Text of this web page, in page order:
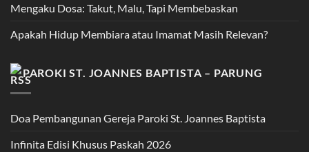
Mengaku Dosa: Takut, Malu, Tapi Membebaskan
Apakah Hidup Membiara atau Imamat Masih Relevan?
PAROKI ST. JOANNES BAPTISTA – PARUNG
Doa Pembangunan Gereja Paroki St. Joannes Baptista
Infinita Edisi Khusus Paskah 2026